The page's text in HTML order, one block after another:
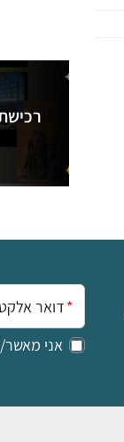
אימייל:
אני